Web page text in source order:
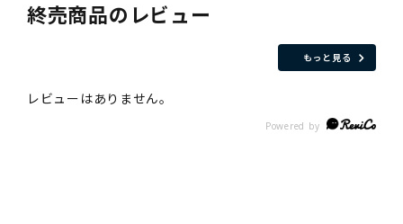
終売商品のレビュー
もっと見る